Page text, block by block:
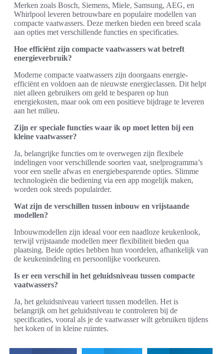
Merken zoals Bosch, Siemens, Miele, Samsung, AEG, en
Whirlpool leveren betrouwbare en populaire modellen van
compacte vaatwassers. Deze merken bieden een breed scala
aan opties met verschillende functies en specificaties.
Hoe efficiënt zijn compacte vaatwassers wat betreft
energieverbruik?
Moderne compacte vaatwassers zijn doorgaans energie-
efficiënt en voldoen aan de nieuwste energieclassen. Dit helpt
niet alleen gebruikers om geld te besparen op hun
energiekosten, maar ook om een positieve bijdrage te leveren
aan het milieu.
Zijn er speciale functies waar ik op moet letten bij een
kleine vaatwasser?
Ja, belangrijke functies om te overwegen zijn flexibele
indelingen voor verschillende soorten vaat, snelprogramma’s
voor een snelle afwas en energiebesparende opties. Slimme
technologieën die bediening via een app mogelijk maken,
worden ook steeds populairder.
Wat zijn de verschillen tussen inbouw en vrijstaande
modellen?
Inbouwmodellen zijn ideaal voor een naadloze keukenlook,
terwijl vrijstaande modellen meer flexibiliteit bieden qua
plaatsing. Beide opties hebben hun voordelen, afhankelijk van
de keukenindeling en persoonlijke voorkeuren.
Is er een verschil in het geluidsniveau tussen compacte
vaatwassers?
Ja, het geluidsniveau varieert tussen modellen. Het is
belangrijk om het geluidsniveau te controleren bij de
specificaties, vooral als je de vaatwasser wilt gebruiken tijdens
het koken of in kleine ruimtes.